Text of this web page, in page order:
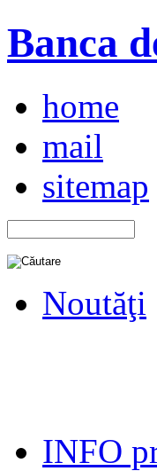
Banca
home
mail
sitemap
Noutăţi
INFO